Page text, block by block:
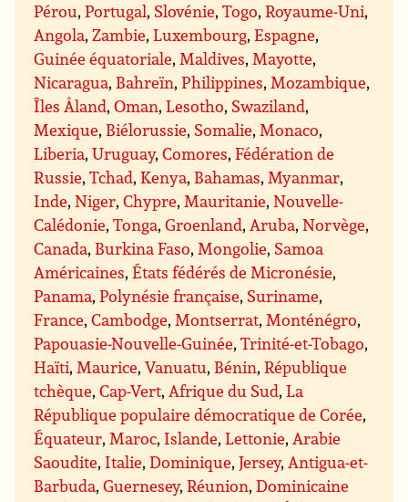
Pérou,Portugal, Slovénie,Togo,Royaume-Uni,
Angola,Zambie,Luxembourg,Espagne,
Guinée équatoriale,Maldives,Mayotte,
Nicaragua, Bahreïn,Philippines,Mozambique,
Îles Åland,Oman,Lesotho, Swaziland,
Mexique, Biélorussie, Somalie,Monaco,
Liberia,Uruguay,Comores,Fédération de
Russie,Tchad,Kenya, Bahamas,Myanmar,
Inde,Niger,Chypre,Mauritanie,Nouvelle-
Calédonie,Tonga,Groenland,Aruba,Norvège,
Canada, Burkina Faso,Mongolie, Samoa
Américaines,États fédérés de Micronésie,
Panama,Polynésie française, Suriname,
France,Cambodge,Montserrat,Monténégro,
Papouasie-Nouvelle-Guinée,Trinité-et-Tobago,
Haïti,Maurice,Vanuatu, Bénin,République
tchèque,Cap-Vert,Afrique du Sud,La
République populaire démocratique de Corée,
Équateur,Maroc, Islande,Lettonie,Arabie
Saoudite, Italie,Dominique,Jersey,Antigua-et-
Barbuda,Guernesey,Réunion,Dominicaine